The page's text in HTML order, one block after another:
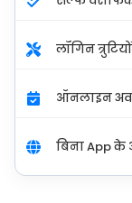
लॉगिन
ऑनलाइन
बिना App